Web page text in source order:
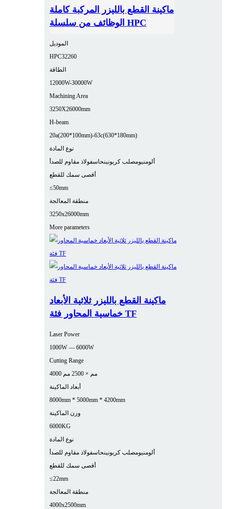
ماكينة القطع بالليزر المركبة كاملة
الوظائف من سلسلة HPC
الموديل
HPC32260
الطاقة
12000W-30000W
Machining Area
3250X26000mm
H-beam
20a(200*100mm)-63c(630*180mm)
نوع المادة
ألومنيومصلب كربونينحاسفولاذ مقاوم للصدأ
أقصى سمك للقطع
≤50mm
منطقة المعالجة
3250x26000mm
More parameters
ماكينة القطع بالليزر ثلاثية الأبعاد
خماسية المحاور فئة TF
Laser Power
1000W — 6000W
Cutting Range
4000 مم × 2500 مم
أبعاد الماكينة
8000mm * 5000mm * 4200mm
وزن الماكينة
6000KG
نوع المادة
ألومنيومصلب كربونينحاسفولاذ مقاوم للصدأ
أقصى سمك للقطع
≤22mm
منطقة المعالجة
4000x2500mm